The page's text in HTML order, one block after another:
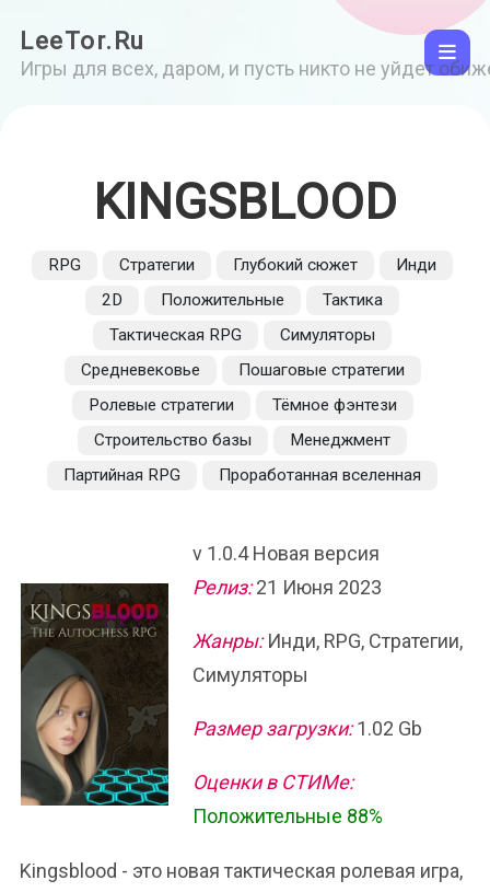
LeeTor.Ru
Игры для всех, даром, и пусть никто не уйдет
KINGSBLOOD
RPG Стратегии Глубокий сюжет
Инди
2D
Положительные
Тактика
Тактическая RPG
Симуляторы
Средневековье
Пошаговые стратегии
Ролевые стратегии
Тёмное фэнтези
Строительство базы
Менеджмент
Партийная RPG
Проработанная вселенная
v 1.0.4 Новая версия
Релиз:21 Июня 2023
Жанры:Инди, RPG, Стратегии,
Симуляторы
Размер загрузки:1.02 Gb
Оценки в СТИМе:
Положительные 88%
Kingsblood - это новая тактическая ролевая игра,